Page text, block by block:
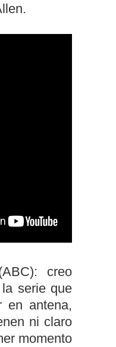
creo
serie que
en antena,
ni claro
momento